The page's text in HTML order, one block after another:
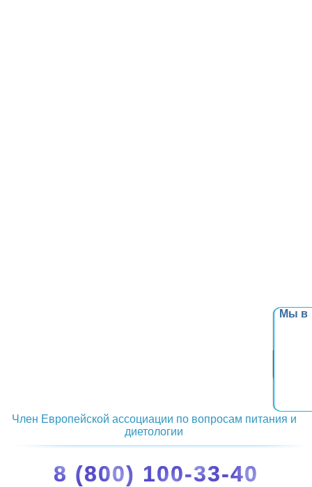
Мы в
Член Европейской ассоциации по вопросам питания и
диетологии
8 (800) 100-33-40